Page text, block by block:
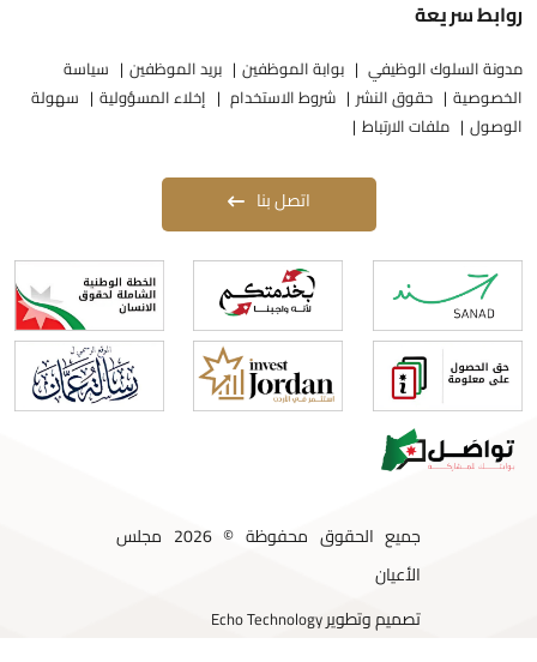
روابط سريعة
مدونة السلوك الوظيفي بوابة الموظفين بريد الموظفين
سياسة
الخصوصية
حقوق النشر شروط الاستخدام إخلاء المسؤولية
سهولة
الوصول
ملفات الارتباط
اتصل بنا
جميع الحقوق محفوظة © 2026 مجلس
الأعيان
تصميم وتطويرEcho Technology